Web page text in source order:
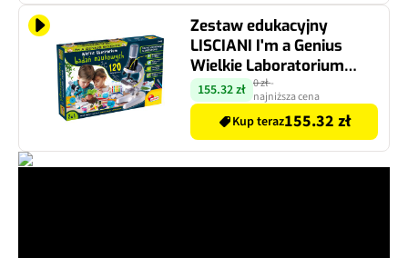
Zestaw edukacyjny
LISCIANI I'm a Genius
Wielkie Laboratorium
Badań Naukowych 304-
PL89338
155.32 zł 0 zł-
najniższa cena
Kup teraz155.32 zł